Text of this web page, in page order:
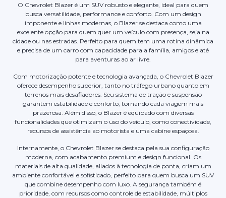
O Chevrolet Blazer é um SUV robusto e elegante, ideal para quem
busca versatilidade, performance e conforto. Com um design
imponente e linhas modernas, o Blazer se destaca como uma
excelente opção para quem quer um veículo com presença, seja na
cidade ou nas estradas. Perfeito para quem tem uma rotina dinâmica
e precisa de um carro com capacidade para a família, amigos e até
para aventuras ao ar livre.
Com motorização potente e tecnologia avançada, o Chevrolet Blazer
oferece desempenho superior, tanto no tráfego urbano quanto em
terrenos mais desafiadores. Seu sistema de tração e suspensão
garantem estabilidade e conforto, tornando cada viagem mais
prazerosa. Além disso, o Blazer é equipado com diversas
funcionalidades que otimizam o uso do veículo, como conectividade,
recursos de assistência ao motorista e uma cabine espaçosa.
Internamente, o Chevrolet Blazer se destaca pela sua configuração
moderna, com acabamento premium e design funcional. Os
materiais de alta qualidade, aliados à tecnologia de ponta, criam um
ambiente confortável e sofisticado, perfeito para quem busca um SUV
que combine desempenho com luxo. A segurança também é
prioridade, com recursos como controle de estabilidade, múltiplos